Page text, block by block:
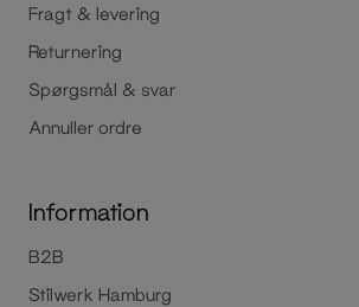
Fragt & levering
Returnering
Spørgsmål & svar
Annuller ordre
Information
B2B
Stilwerk Hamburg